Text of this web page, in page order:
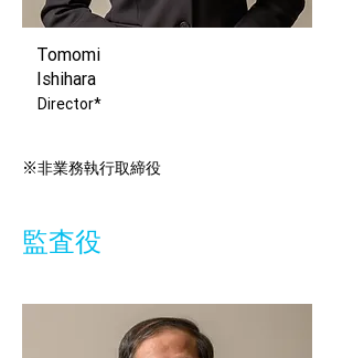
Tomomi
Ishihara
Director*
※非業務執行取締役
監査役